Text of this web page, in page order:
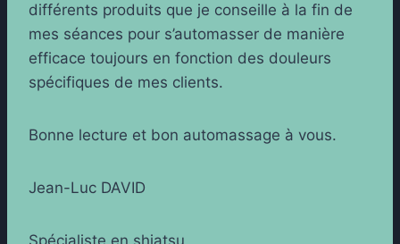
différents produits que je conseille à la fin de
mes séances pour s’automasser de manière
efficace toujours en fonction des douleurs
spécifiques de mes clients.
Bonne lecture et bon automassage à vous.
Jean-Luc DAVID